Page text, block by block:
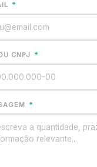
*
CNPJ *
*